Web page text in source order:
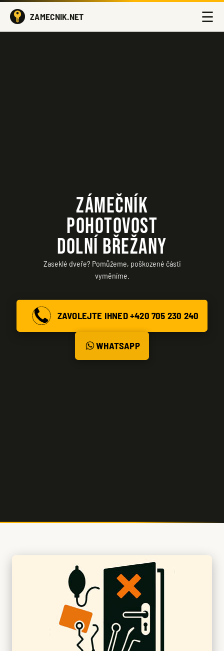
ZAMECNIK.NET ☰
ZÁMEČNÍK
POHOTOVOST
DOLNÍ BŘEŽANY
Zaseklé dveře? Pomůžeme, poškozené části
vyměníme.
ZAVOLEJTE IHNED +420 705 230 240
WHATSAPP